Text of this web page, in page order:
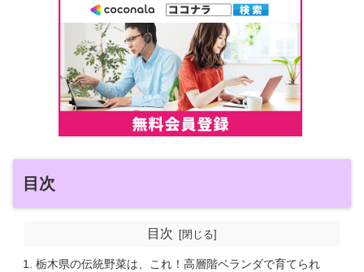
目次
目次
栃木県の伝統野菜は、これ！高層階ベランダで育てられ